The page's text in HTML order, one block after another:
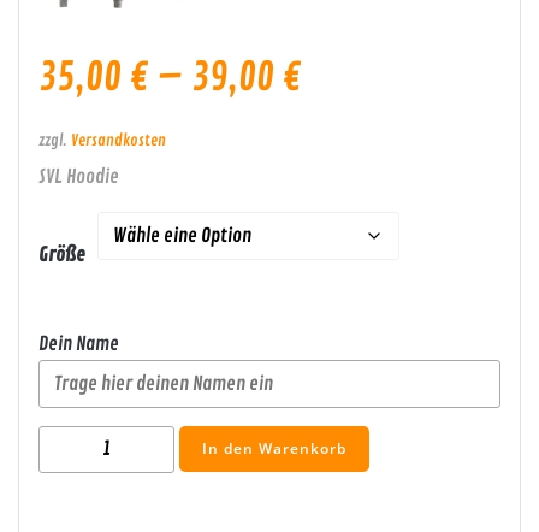
35,00 € – 39,00 €
zzgl. Versandkosten
SVL Hoodie
Größe
Dein Name
Hoodie
In den Warenkorb